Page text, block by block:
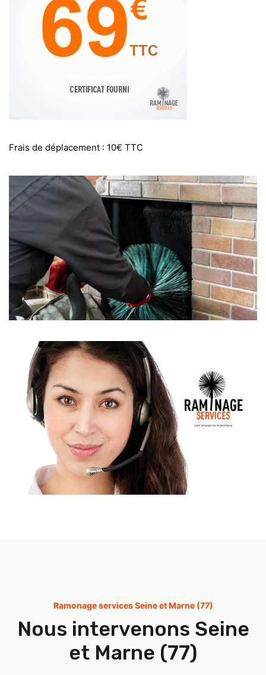
Frais de déplacement : 10€ TTC
Ramonage services Seine et Marne (77)
Nous intervenons Seine
et Marne (77)